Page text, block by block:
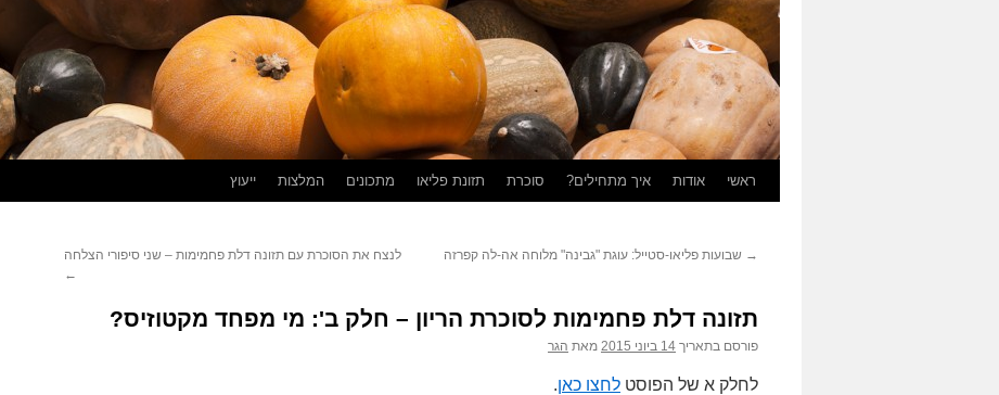
לדלג
ראשי אודות איך מתחילים? סוכרת תזונת פליאו מתכונים המלצות ייעוץ
→ שבועות פליאו-סטייל: עוגת "גבינה" מלוחה אה-לה קפרזה
לנצח את הסוכרת עם תזונה דלת פחמימות – שני סיפורי הצלחה
←
תזונה דלת פחמימות לסוכרת הריון – חלק ב': מי מפחד מקטוזיס?
פורסם בתאריך 14 ביוני 2015 מאת הגר
לחלק א של הפוסט לחצו כאן.